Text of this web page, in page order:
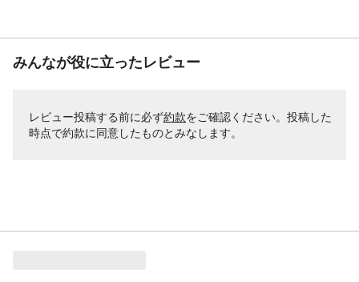
みんなが役に立ったレビュー
レビュー投稿する前に必ず約款をご確認ください。投稿した
時点で約款に同意したものとみなします。